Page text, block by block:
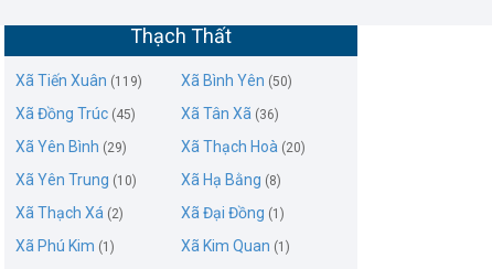
Thạch Thất
Xã Tiến Xuân (119) Xã Bình Yên (50)
Xã Đồng Trúc (45) Xã Tân Xã (36)
Xã Yên Bình (29) Xã Thạch Hoà (20)
Xã Yên Trung (10) Xã Hạ Bằng (8)
Xã Thạch Xá (2) Xã Đại Đồng (1)
Xã Phú Kim (1) Xã Kim Quan (1)